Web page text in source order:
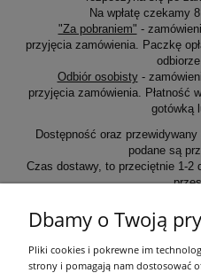
Na wpłatę czekamy
"Za pobraniem" -
przyjęcia zamówienia. Paczkę
Odbiór osobisty-
przyjęcia zamówienia. Płatność
gotówką
Dostępność oraz
podane są
Czas dostawy, to przeciętnie 1-2
Dbamy o Twoją
Pliki cookies i pokrewne im
strony i pomagają nam dostosować